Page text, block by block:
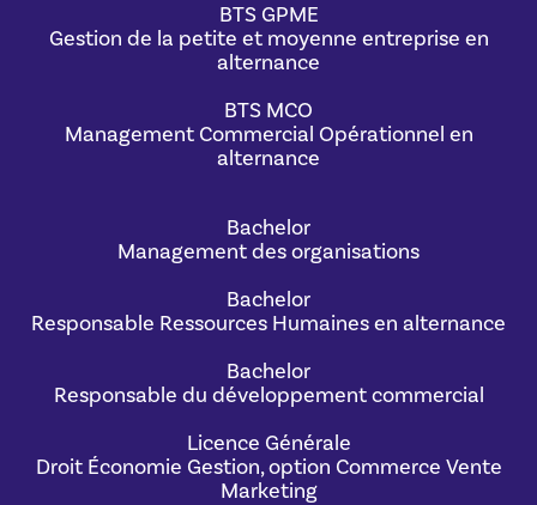
BTS GPME
Gestion de la petite et moyenne entreprise en
alternance
BTS MCO
Management Commercial Opérationnel en
alternance
Bachelor
Management des organisations
Bachelor
Responsable Ressources Humaines en alternance
Bachelor
Responsable du développement commercial
Licence Générale
Droit Économie Gestion, option Commerce Vente
Marketing